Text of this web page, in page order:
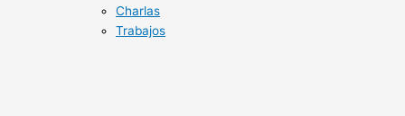
Charlas
Trabajos